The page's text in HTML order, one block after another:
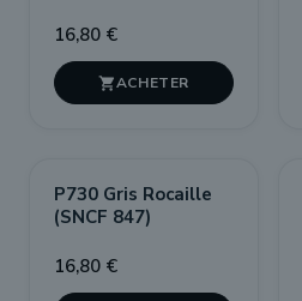
16,80 €

P730 Gris Rocaille
(SNCF 847)
16,80 €